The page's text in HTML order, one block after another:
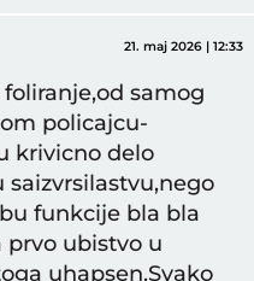
21. maj 2026 | 12:33
samog
policajcu-
krivicno delo
funkcije bla bla
prvo ubistvo u
uhapsen.Svako